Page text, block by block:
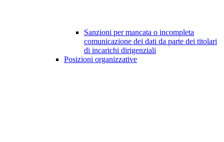
Sanzioni per mancata o incompleta
comunicazione dei dati da parte dei titolari
di incarichi dirigenziali
Posizioni organizzative